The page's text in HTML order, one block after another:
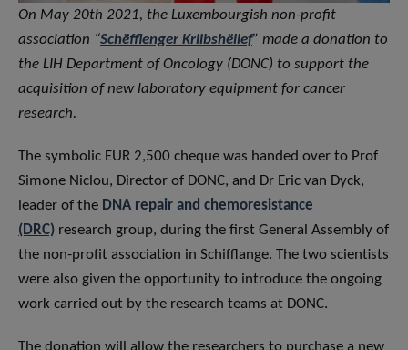
On May 20th 2021, the Luxembourgish non-profit
association “Schëfflenger Kriibshëllef” made a donation to
the LIH Department of Oncology (DONC) to support the
acquisition of new laboratory equipment for cancer
research.
The symbolic EUR 2,500 cheque was handed over to Prof
Simone Niclou, Director of DONC, and Dr Eric van Dyck,
leader of the DNA repair and chemoresistance
(DRC) research group, during the first General Assembly of
the non-profit association in Schifflange. The two scientists
were also given the opportunity to introduce the ongoing
work carried out by the research teams at DONC.